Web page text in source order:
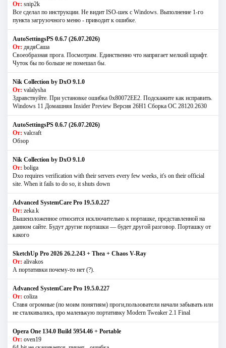
От: snip2k
Все сделал по инструкции. Не видит ISO-шек с Windows. Выполнение 1-го
пункта загрузочного меню - приводит к ошибке.
AutoSettingsPS 0.6.7 (26.07.2026)
От: дядяСаша
Своеобразная прога. Посмотрим. Единственно что напрягает мелкий шрифт.
Чуток бы по больше не помешал бы.
Nik Collection by DxO 9.1.0
От: valalysha
Здравствуйте. При установке ошибка 0х80072EE2. Подскажите как исправить.
Windows 11 Домашняя Insider Preview Версия 26H1 Сборка ОС 28120.2630
AutoSettingsPS 0.6.7 (26.07.2026)
От: valcraft
Обзор
Nik Collection by DxO 9.1.0
От: boliga
Dxo requires verification with their servers every few weeks, it's on their official
site. When it fails to do so, it shuts down
Advanced SystemCare Pro 19.5.0.227
От: zeka.k
Вышеизложенное относится исключительно к порташке, представленной на
данном сайте. Будут другие порташки — будет другой разговор. Порташку от
какого
SketchUp Pro 2026 26.2.243 + Thea + Chaos V-Ray
От: alivakos
А портативки почему-то нет (?).
Advanced SystemCare Pro 19.5.0.227
От: coliza
Ставя огромные (по моим понятиям) проги,пользователи начали забывать или
не сталкивались, про маленькую портативку Modern Tweaker 2.1 Final
Opera One 134.0 Build 5954.46 + Portable
От: oven19